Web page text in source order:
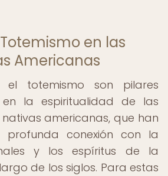
en las
Americanas
el totemismo son pilares
en la espiritualidad de las
americanas, que han
profunda conexión con la
y los espíritus de la
de los siglos. Para estas